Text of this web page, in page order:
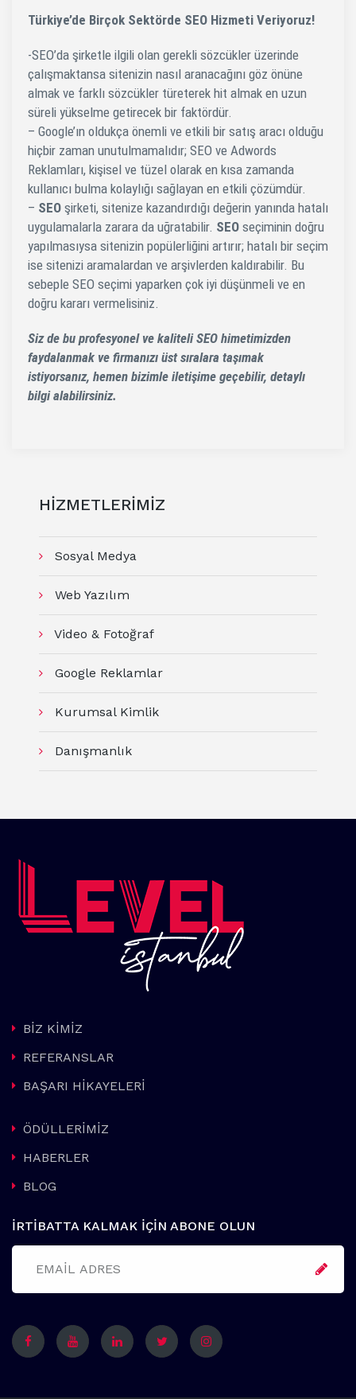
Türkiye’de Birçok Sektörde SEO Hizmeti Veriyoruz!
-SEO’da şirketle ilgili olan gerekli sözcükler üzerinde
çalışmaktansa sitenizin nasıl aranacağını göz önüne
almak ve farklı sözcükler türeterek hit almak en uzun
süreli yükselme getirecek bir faktördür.
– Google’ın oldukça önemli ve etkili bir satış aracı olduğu
hiçbir zaman unutulmamalıdır; SEO ve Adwords
Reklamları, kişisel ve tüzel olarak en kısa zamanda
kullanıcı bulma kolaylığı sağlayan en etkili çözümdür.
– SEO şirketi, sitenize kazandırdığı değerin yanında hatalı
uygulamalarla zarara da uğratabilir. SEO seçiminin doğru
yapılmasıysa sitenizin popülerliğini artırır; hatalı bir seçim
ise sitenizi aramalardan ve arşivlerden kaldırabilir. Bu
sebeple SEO seçimi yaparken çok iyi düşünmeli ve en
doğru kararı vermelisiniz.
Siz de bu profesyonel ve kaliteli SEO himetimizden
faydalanmak ve firmanızı üst sıralara taşımak
istiyorsanız, hemen bizimle iletişime geçebilir, detaylı
bilgi alabilirsiniz.
HİZMETLERİMİZ
Sosyal Medya
Web Yazılım
Video & Fotoğraf
Google Reklamlar
Kurumsal Kimlik
Danışmanlık
BİZ KİMİZ
REFERANSLAR
BAŞARI HİKAYELERİ
ÖDÜLLERİMİZ
HABERLER
BLOG
İRTİBATTA KALMAK İÇİN ABONE OLUN